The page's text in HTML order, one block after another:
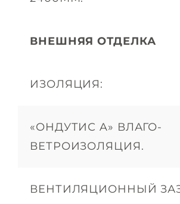
ВНЕШНЯЯ ОТДЕЛКА
ИЗОЛЯЦИЯ:
«ОНДУТИС A» ВЛАГО-
ВЕТРОИЗОЛЯЦИЯ.
ВЕНТИЛЯЦИОННЫЙ